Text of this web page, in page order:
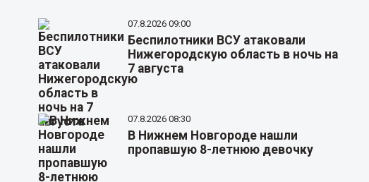
07.8.2026 09:00
Беспилотники ВСУ атаковали
Нижегородскую область в ночь на
7 августа
07.8.2026 08:30
В Нижнем Новгороде нашли
пропавшую 8-летнюю девочку